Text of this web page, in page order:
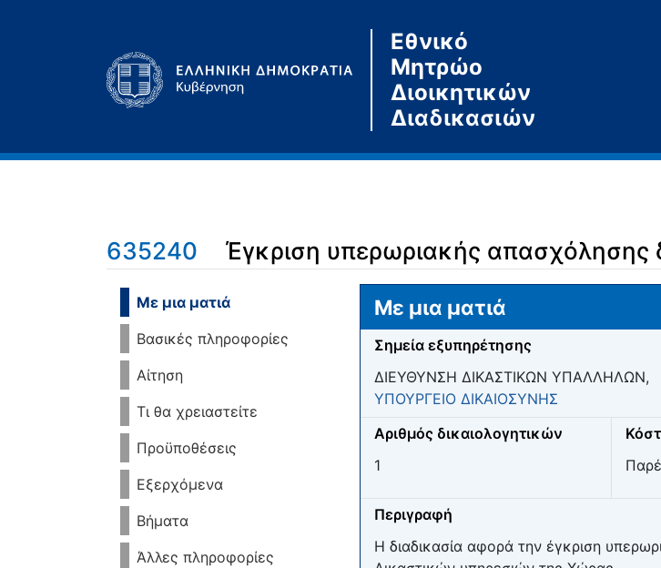
Εθνικό
Μητρώο
Διοικητικών
Διαδικασιών
635240 Έγκριση υπερωριακής απασχόλησης
Μετάβαση σε: πλοήγηση
Με μια ματιά
Βασικές πληροφορίες
Αίτηση
Τι θα χρειαστείτε
Προϋποθέσεις
Εξερχόμενα
Βήματα
Άλλες πληροφορίες
Με μια ματιά
Σημεία εξυπηρέτησης
ΔΙΕΥΘΥΝΣΗ ΔΙΚΑΣΤΙΚΩΝ ΥΠΑΛΛΗΛΩΝ,
ΥΠΟΥΡΓΕΙΟ ΔΙΚΑΙΟΣΥΝΗΣ
Αριθμός δικαιολογητικών
1
Περιγραφή
Η διαδικασία αφορά την έγκριση